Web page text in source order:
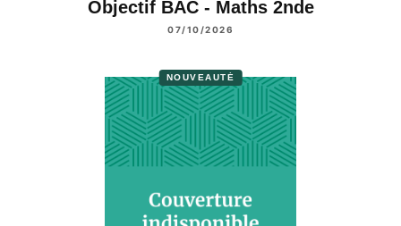
Objectif BAC - Maths 2nde
07/10/2026
NOUVEAUTÉ